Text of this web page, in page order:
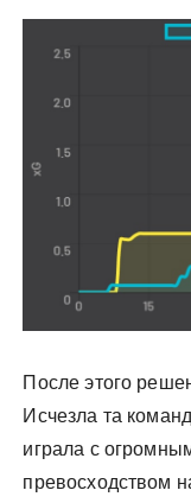
После этого
Исчезла та
играла с
превосходством